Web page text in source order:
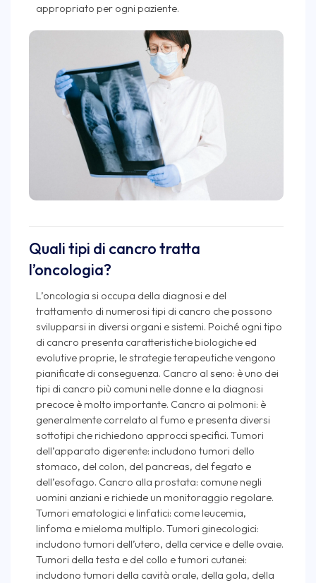
appropriato per ogni paziente.
Quali tipi di cancro tratta
l’oncologia?
L’oncologia si occupa della diagnosi e del
trattamento di numerosi tipi di cancro che possono
svilupparsi in diversi organi e sistemi. Poiché ogni tipo
di cancro presenta caratteristiche biologiche ed
evolutive proprie, le strategie terapeutiche vengono
pianificate di conseguenza. Cancro al seno: è uno dei
tipi di cancro più comuni nelle donne e la diagnosi
precoce è molto importante. Cancro ai polmoni: è
generalmente correlato al fumo e presenta diversi
sottotipi che richiedono approcci specifici. Tumori
dell’apparato digerente: includono tumori dello
stomaco, del colon, del pancreas, del fegato e
dell’esofago. Cancro alla prostata: comune negli
uomini anziani e richiede un monitoraggio regolare.
Tumori ematologici e linfatici: come leucemia,
linfoma e mieloma multiplo. Tumori ginecologici:
includono tumori dell’utero, della cervice e delle ovaie.
Tumori della testa e del collo e tumori cutanei:
includono tumori della cavità orale, della gola, della